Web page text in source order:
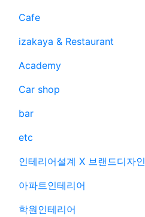
Cafe
izakaya & Restaurant
Academy
Car shop
bar
etc
인테리어설계 X 브랜드디자인
아파트인테리어
학원인테리어